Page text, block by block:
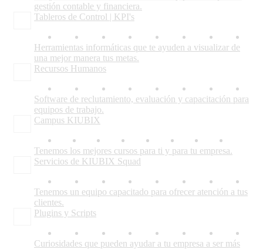
gestión contable y financiera.
Tableros de Control | KPI's
Herramientas informáticas que te ayuden a visualizar de
una mejor manera tus metas.
Recursos Humanos
Software de reclutamiento, evaluación y capacitación para
equipos de trabajo.
Campus KIUBIX
Tenemos los mejores cursos para ti y para tu empresa.
Servicios de KIUBIX Squad
Tenemos un equipo capacitado para ofrecer atención a tus
clientes.
Plugins y Scripts
Curiosidades que pueden ayudar a tu empresa a ser más